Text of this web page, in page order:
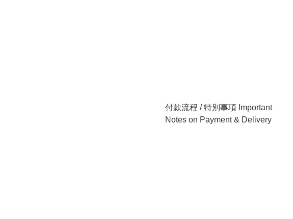
付款流程 / 特別事項 Important
Notes on Payment & Delivery